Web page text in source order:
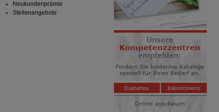
Informationen über die Art und Weise der Nutzung
unserer Website sammeln, mit deren Hilfe wir unsere
Website weiter für Sie optimieren können, den Inhalt
auf unserer Website aber auch die Werbung auf
Drittseiten möglichst relevant für Sie zu gestalten.
Bitte beachten Sie, dass Daten hierfür teilweise an
Dritte wie z.B. Google oder soziale Medien
Neukundenprämie
Stellenangebote